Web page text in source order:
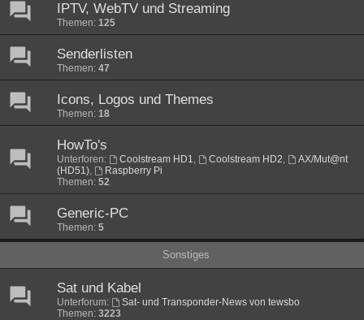
IPTV, WebTV und Streaming
Themen: 125
Senderlisten
Themen: 47
Icons, Logos und Themes
Themen: 18
HowTo's
Unterforen: Coolstream HD1, Coolstream HD2,
AX/Mut@nt
(HD51),
Raspberry Pi
Themen: 52
Generic-PC
Themen: 5
Sonstiges
Sat und Kabel
Unterforum:
Sat- und Transponder-News von tewsbo
Themen: 3223